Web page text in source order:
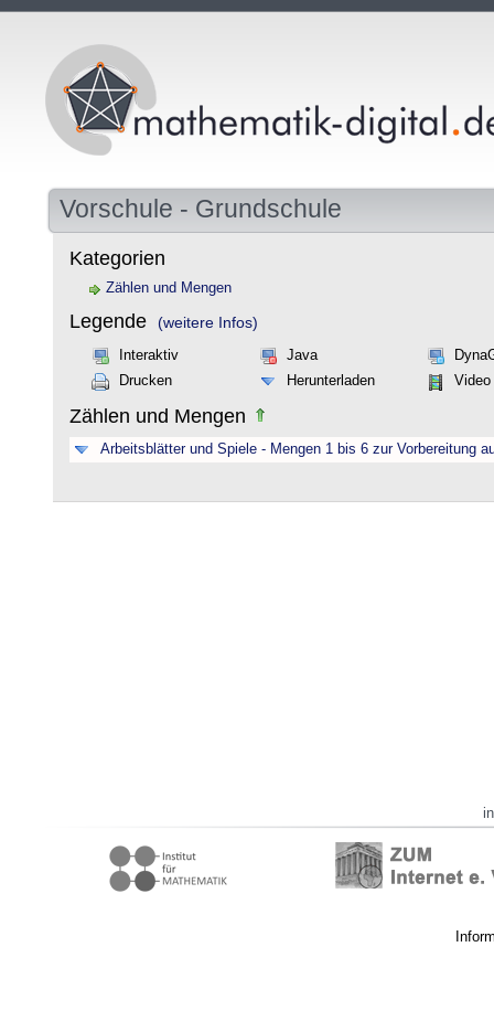
Vorschule - Grundschule
Kategorien
Zählen und Mengen
Legende (weitere Infos)
Interaktiv Java
Drucken
Herunterladen Video
Zählen und Mengen
Arbeitsblätter und Spiele - Mengen 1 bis 6 zur Vorbereitung